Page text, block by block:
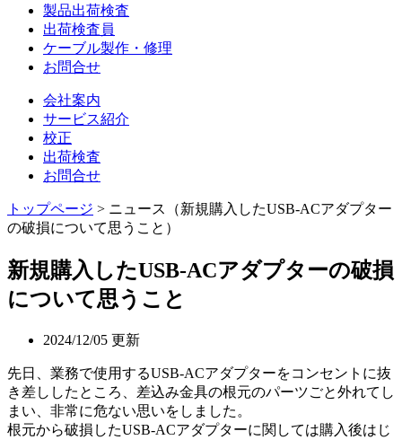
製品出荷検査
出荷検査員
ケーブル製作・修理
お問合せ
会社案内
サービス紹介
校正
出荷検査
お問合せ
トップページ > ニュース（新規購入したUSB-ACアダプター
の破損について思うこと）
新規購入したUSB-ACアダプターの破損
について思うこと
2024/12/05 更新
先日、業務で使用するUSB-ACアダプターをコンセントに抜
き差ししたところ、差込み金具の根元のパーツごと外れてし
まい、非常に危ない思いをしました。
根元から破損したUSB-ACアダプターに関しては購入後はじ